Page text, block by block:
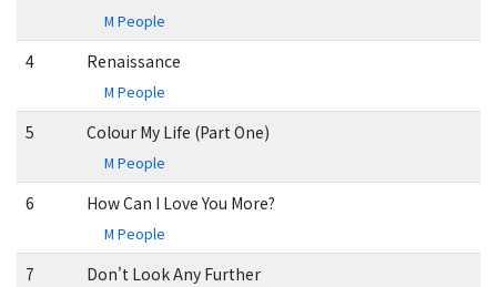
M People
4 Renaissance
M People
5 Colour My Life (Part One)
M People
6 How Can I Love You More?
M People
7 Don't Look Any Further